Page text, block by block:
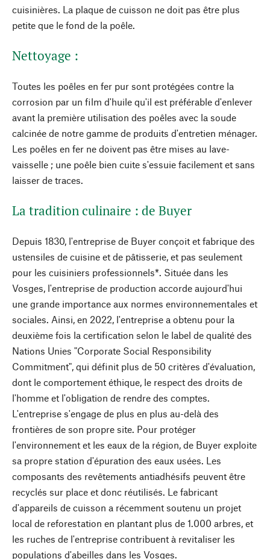
cuisinières. La plaque de cuisson ne doit pas être plus
petite que le fond de la poêle.
Nettoyage :
Toutes les poêles en fer pur sont protégées contre la
corrosion par un film d'huile qu'il est préférable d'enlever
avant la première utilisation des poêles avec la soude
calcinée de notre gamme de produits d'entretien ménager.
Les poêles en fer ne doivent pas être mises au lave-
vaisselle ; une poêle bien cuite s'essuie facilement et sans
laisser de traces.
La tradition culinaire : de Buyer
Depuis 1830, l'entreprise de Buyer conçoit et fabrique des
ustensiles de cuisine et de pâtisserie, et pas seulement
pour les cuisiniers professionnels*. Située dans les
Vosges, l'entreprise de production accorde aujourd'hui
une grande importance aux normes environnementales et
sociales. Ainsi, en 2022, l'entreprise a obtenu pour la
deuxième fois la certification selon le label de qualité des
Nations Unies "Corporate Social Responsibility
Commitment", qui définit plus de 50 critères d'évaluation,
dont le comportement éthique, le respect des droits de
l'homme et l'obligation de rendre des comptes.
L'entreprise s'engage de plus en plus au-delà des
frontières de son propre site. Pour protéger
l'environnement et les eaux de la région, de Buyer exploite
sa propre station d'épuration des eaux usées. Les
composants des revêtements antiadhésifs peuvent être
recyclés sur place et donc réutilisés. Le fabricant
d'appareils de cuisson a récemment soutenu un projet
local de reforestation en plantant plus de 1.000 arbres, et
les ruches de l'entreprise contribuent à revitaliser les
populations d'abeilles dans les Vosges.